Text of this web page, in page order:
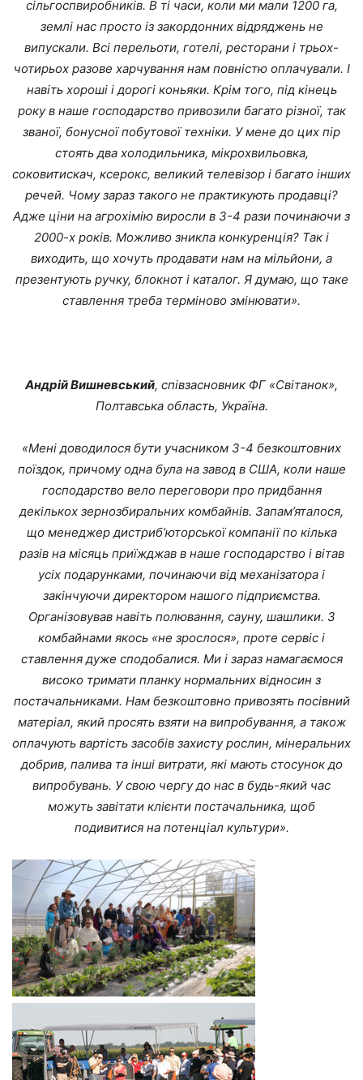
сільгоспвиробників. В ті часи, коли ми мали 1200 га,
землі нас просто із закордонних відряджень не
випускали. Всі перельоти, готелі, ресторани і трьох-
чотирьох разове харчування нам повністю оплачували. І
навіть хороші і дорогі коньяки. Крім того, під кінець
року в наше господарство привозили багато різної, так
званої, бонусної побутової техніки. У мене до цих пір
стоять два холодильника, мікрохвильовка,
соковитискач, ксерокс, великий телевізор і багато інших
речей. Чому зараз такого не практикують продавці?
Адже ціни на агрохімію виросли в 3-4 рази починаючи з
2000-х років. Можливо зникла конкуренція? Так і
виходить, що хочуть продавати нам на мільйони, а
презентують ручку, блокнот і каталог. Я думаю, що таке
ставлення треба терміново змінювати».
Андрій Вишневський, співзасновник ФГ «Світанок»,
Полтавська область, Україна.
«Мені доводилося бути учасником 3-4 безкоштовних
поїздок, причому одна була на завод в США, коли наше
господарство вело переговори про придбання
декількох зернозбиральних комбайнів. Запам’яталося,
що менеджер дистриб’юторської компанії по кілька
разів на місяць приїжджав в наше господарство і вітав
усіх подарунками, починаючи від механізатора і
закінчуючи директором нашого підприємства.
Організовував навіть полювання, сауну, шашлики. З
комбайнами якось «не зрослося», проте сервіс і
ставлення дуже сподобалися. Ми і зараз намагаємося
високо тримати планку нормальних відносин з
постачальниками. Нам безкоштовно привозять посівний
матеріал, який просять взяти на випробування, а також
оплачують вартість засобів захисту рослин, мінеральних
добрив, палива та інші витрати, які мають стосунок до
випробувань. У свою чергу до нас в будь-який час
можуть завітати клієнти постачальника, щоб
подивитися на потенціал культури».